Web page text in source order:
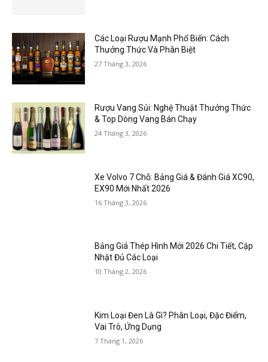
Các Loại Rượu Mạnh Phổ Biến: Cách
Thưởng Thức Và Phân Biệt
27 Tháng 3, 2026
Rượu Vang Sủi: Nghệ Thuật Thưởng Thức
& Top Dòng Vang Bán Chạy
24 Tháng 3, 2026
Xe Volvo 7 Chỗ: Bảng Giá & Đánh Giá XC90,
EX90 Mới Nhất 2026
16 Tháng 3, 2026
Bảng Giá Thép Hình Mới 2026 Chi Tiết, Cập
Nhật Đủ Các Loại
10 Tháng 2, 2026
Kim Loại Đen Là Gì? Phân Loại, Đặc Điểm,
Vai Trò, Ứng Dụng
7 Tháng 1, 2026